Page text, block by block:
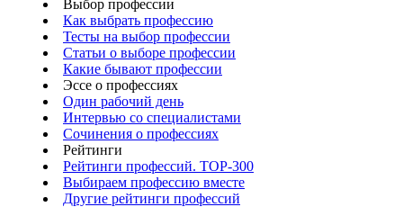
Выбор профессии
Как выбрать профессию
Тесты на выбор профессии
Статьи о выборе профессии
Какие бывают профессии
Эссе о профессиях
Один рабочий день
Интервью со специалистами
Сочинения о профессиях
Рейтинги
Рейтинги профессий. TOP-300
Выбираем профессию вместе
Другие рейтинги профессий